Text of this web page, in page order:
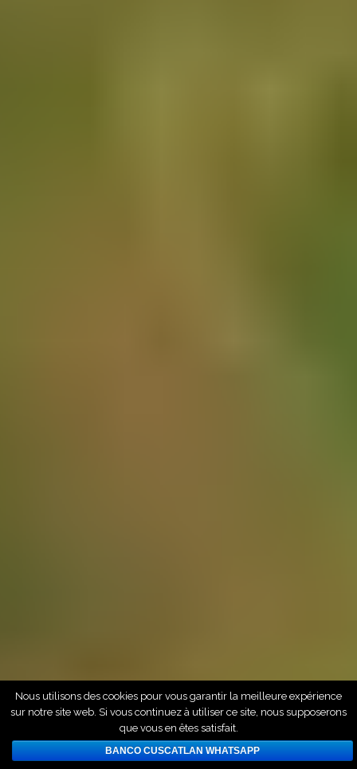
Nous utilisons des cookies pour vous garantir la meilleure expérience
sur notre site web. Si vous continuez à utiliser ce site, nous supposerons
que vous en êtes satisfait.
BANCO CUSCATLAN WHATSAPP